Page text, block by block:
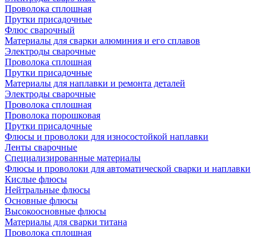
Проволока сплошная
Прутки присадочные
Флюс сварочный
Материалы для сварки алюминия и его сплавов
Электроды сварочные
Проволока сплошная
Прутки присадочные
Материалы для наплавки и ремонта деталей
Электроды сварочные
Проволока сплошная
Проволока порошковая
Прутки присадочные
Флюсы и проволоки для износостойкой наплавки
Ленты сварочные
Специализированные материалы
Флюсы и проволоки для автоматической сварки и наплавки
Кислые флюсы
Нейтральные флюсы
Основные флюсы
Высокоосновные флюсы
Материалы для сварки титана
Проволока сплошная